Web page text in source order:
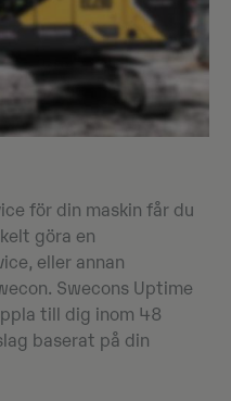
för din maskin får du
göra en
eller annan
Swecons Uptime
till dig inom 48
baserat på din